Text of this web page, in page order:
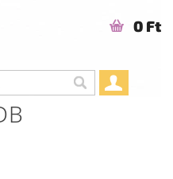
0 Ft